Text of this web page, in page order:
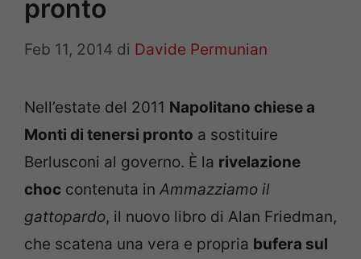
pronto
Feb 11, 2014 di Davide Permunian
Nell’estate del 2011 Napolitano chiese a
Monti di tenersi pronto a sostituire
Berlusconi al governo. È la rivelazione
choc contenuta in Ammazziamo il
gattopardo, il nuovo libro di Alan Friedman,
che scatena una vera e propria bufera sul